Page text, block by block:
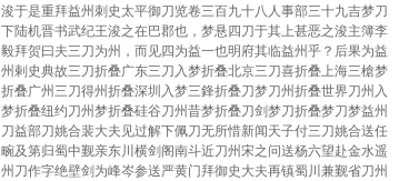
浚于是重拜益州刺史太平御刀览卷三百九十八人事部三十九吉梦刀
下陆机晋书武纪王浚之在巴郡也，梦悬四刀于其上甚恶之浚主簿李
毅拜贺曰夫三刀为州，而见四为益一也明府其临益州乎？后果为益
州剌史典故三刀折叠广东三刀入梦折叠北京三刀喜折叠上海三槍梦
折叠广州三刀得州折叠深圳入梦三鋒折叠刀梦刀州折叠世界刀州入
梦折叠纽约刀州梦折叠硅谷刀州昔梦折叠刀剑梦刀折叠梦刀梦益州
刀益部刀姚合裴大夫见过解下佩刀无所惜新闻天子付三刀姚合送任
畹及第归蜀中觐亲东川横剑阁南斗近刀州宋之问送杨六望赴金水遥
州刀作字绝壁剑为峰岑参送严黄门拜御史大夫再镇蜀川兼觐省刀州